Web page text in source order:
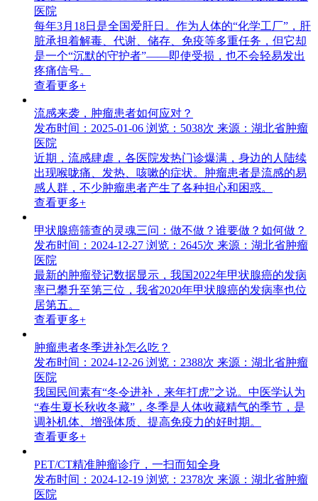
医院
每年3月18日是全国爱肝日。作为人体的“化学工厂”，肝
脏承担着解毒、代谢、储存、免疫等多重任务，但它却
是一个“沉默的守护者”——即使受损，也不会轻易发出
疼痛信号。
查看更多+
流感来袭，肿瘤患者如何应对？
发布时间：2025-01-06 浏览：5038次 来源：湖北省肿瘤
医院
近期，流感肆虐，各医院发热门诊爆满，身边的人陆续
出现喉咙痛、发热、咳嗽的症状。肿瘤患者是流感的易
感人群，不少肿瘤患者产生了各种担心和困惑。
查看更多+
甲状腺癌筛查的灵魂三问：做不做？谁要做？如何做？
发布时间：2024-12-27 浏览：2645次 来源：湖北省肿瘤
医院
最新的肿瘤登记数据显示，我国2022年甲状腺癌的发病
率已攀升至第三位，我省2020年甲状腺癌的发病率也位
居第五。
查看更多+
肿瘤患者冬季进补怎么吃？
发布时间：2024-12-26 浏览：2388次 来源：湖北省肿瘤
医院
我国民间素有“冬令进补，来年打虎”之说。中医学认为
“春生夏长秋收冬藏”，冬季是人体收藏精气的季节，是
调补机体、增强体质、提高免疫力的好时期。
查看更多+
PET/CT精准肿瘤诊疗，一扫而知全身
发布时间：2024-12-19 浏览：2378次 来源：湖北省肿瘤
医院